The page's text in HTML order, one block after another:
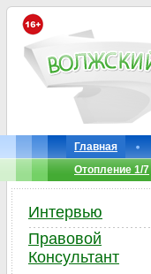
Главная
Отопление 1/7
Интервью
Правовой
Консультант